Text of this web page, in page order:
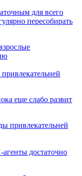
для всего
пересобирать
еще слабо развит
достаточно